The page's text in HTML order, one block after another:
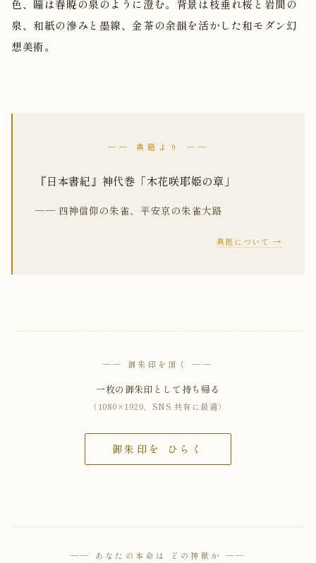
色、瞳は春暁の泉のように澄む。背景は枝垂れ桜と岩間の
泉、和紙の滲みと墨線、金茶の余韻を活かした和モダン幻
想美術。
── 典籍より ──
『日本書紀』神代巻「木花咲耶姫の章」
── 四神信仰の朱雀、平安京の朱雀大路
典拠について →
── 御朱印を頂く ──
一枚の御朱印として持ち帰る
（1080×1920、SNS 共有に最適）
御朱印を ひらく
── あなたの本命は どの神獣か ──